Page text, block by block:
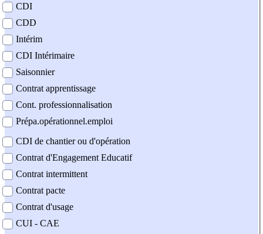
contrat
CDI
CDD
Intérim
CDI Intérimaire
Saisonnier
Contrat apprentissage
Cont. professionnalisation
Prépa.opérationnel.emploi
CDI de chantier ou d'opération
Contrat d'Engagement Educatif
Contrat intermittent
Contrat pacte
Contrat d'usage
CUI - CAE